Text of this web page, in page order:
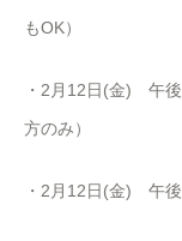
もOK）
・2月12日(金) 午
方のみ）
・2月12日(金) 午後